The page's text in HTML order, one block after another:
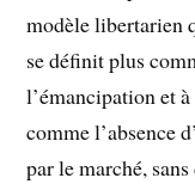
modèle libertarien
se définit plus
l’émancipation et
comme l’absence
par le marché,